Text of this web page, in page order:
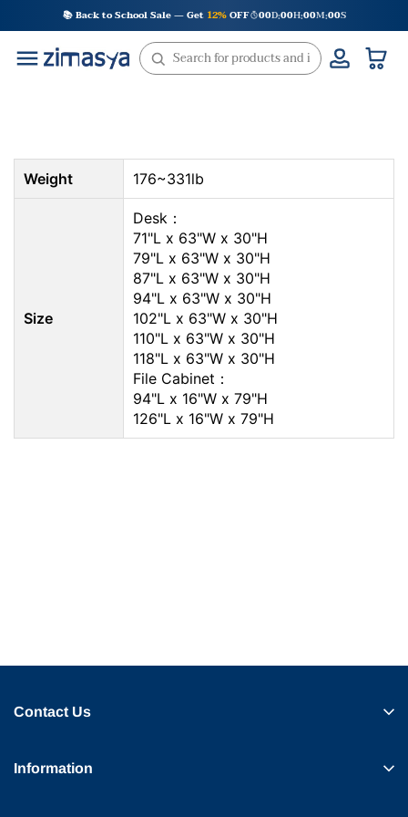
to
content
📚 Back to School Sale — Get 12%OFF 00D:00H:00M:00S
Weight 176~331lb
Size
Desk：
71"L x 63"W x 30"H
79"L x 63"W x 30"H
87"L x 63"W x 30"H
94"L x 63"W x 30"H
102"L x 63"W x 30"H
110"L x 63"W x 30"H
118"L x 63"W x 30"H
File Cabinet：
94"L x 16"W x 79"H
126"L x 16"W x 79"H
Contact Us
Information